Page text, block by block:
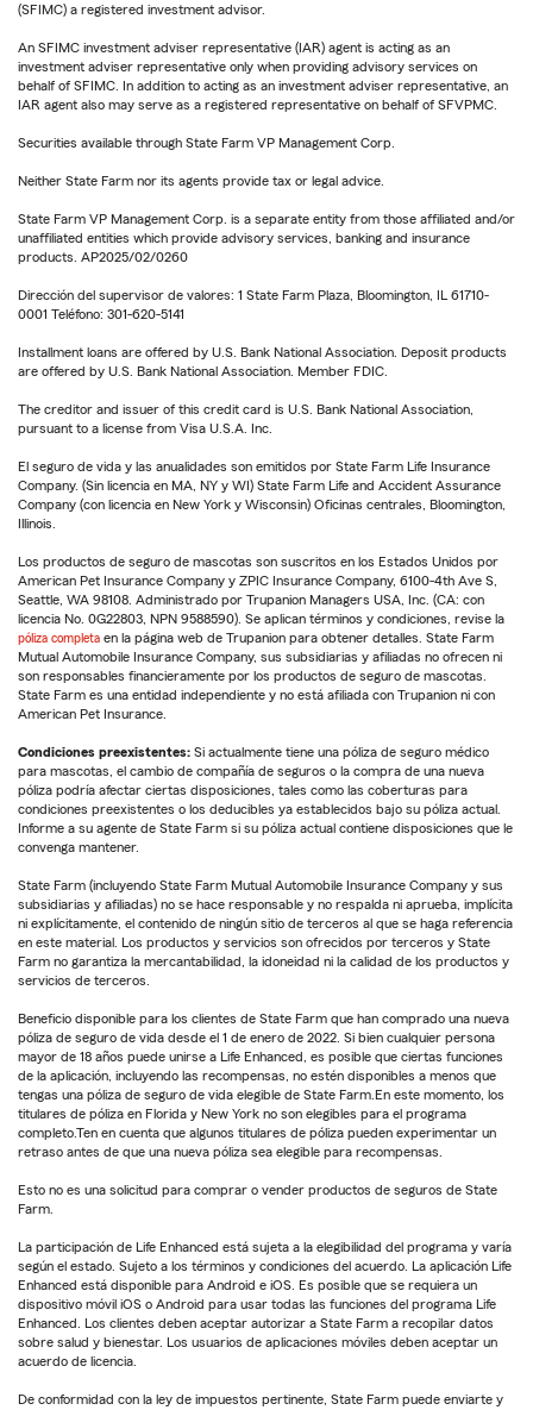
(SFIMC) a registered investment advisor.
An SFIMC investment adviser representative (IAR) agent is acting as an
investment adviser representative only when providing advisory services on
behalf of SFIMC. In addition to acting as an investment adviser representative, an
IAR agent also may serve as a registered representative on behalf of SFVPMC.
Securities available through State Farm VP Management Corp.
Neither State Farm nor its agents provide tax or legal advice.
State Farm VP Management Corp. is a separate entity from those affiliated and/or
unaffiliated entities which provide advisory services, banking and insurance
products. AP2025/02/0260
Dirección del supervisor de valores: 1 State Farm Plaza, Bloomington, IL 61710-
0001 Teléfono: 301-620-5141
Installment loans are offered by U.S. Bank National Association. Deposit products
are offered by U.S. Bank National Association. Member FDIC.
The creditor and issuer of this credit card is U.S. Bank National Association,
pursuant to a license from Visa U.S.A. Inc.
El seguro de vida y las anualidades son emitidos por State Farm Life Insurance
Company. (Sin licencia en MA, NY y WI) State Farm Life and Accident Assurance
Company (con licencia en New York y Wisconsin) Oficinas centrales, Bloomington,
Illinois.
Los productos de seguro de mascotas son suscritos en los Estados Unidos por
American Pet Insurance Company y ZPIC Insurance Company, 6100-4th Ave S,
Seattle, WA 98108. Administrado por Trupanion Managers USA, Inc. (CA: con
licencia No. 0G22803, NPN 9588590). Se aplican términos y condiciones, revise la
póliza completa en la página web de Trupanion para obtener detalles. State Farm
Mutual Automobile Insurance Company, sus subsidiarias y afiliadas no ofrecen ni
son responsables financieramente por los productos de seguro de mascotas.
State Farm es una entidad independiente y no está afiliada con Trupanion ni con
American Pet Insurance.
Condiciones preexistentes: Si actualmente tiene una póliza de seguro médico
para mascotas, el cambio de compañía de seguros o la compra de una nueva
póliza podría afectar ciertas disposiciones, tales como las coberturas para
condiciones preexistentes o los deducibles ya establecidos bajo su póliza actual.
Informe a su agente de State Farm si su póliza actual contiene disposiciones que le
convenga mantener.
State Farm (incluyendo State Farm Mutual Automobile Insurance Company y sus
subsidiarias y afiliadas) no se hace responsable y no respalda ni aprueba, implícita
ni explícitamente, el contenido de ningún sitio de terceros al que se haga referencia
en este material. Los productos y servicios son ofrecidos por terceros y State
Farm no garantiza la mercantabilidad, la idoneidad ni la calidad de los productos y
servicios de terceros.
Beneficio disponible para los clientes de State Farm que han comprado una nueva
póliza de seguro de vida desde el 1 de enero de 2022. Si bien cualquier persona
mayor de 18 años puede unirse a Life Enhanced, es posible que ciertas funciones
de la aplicación, incluyendo las recompensas, no estén disponibles a menos que
tengas una póliza de seguro de vida elegible de State Farm.En este momento, los
titulares de póliza en Florida y New York no son elegibles para el programa
completo.Ten en cuenta que algunos titulares de póliza pueden experimentar un
retraso antes de que una nueva póliza sea elegible para recompensas.
Esto no es una solicitud para comprar o vender productos de seguros de State
Farm.
La participación de Life Enhanced está sujeta a la elegibilidad del programa y varía
según el estado. Sujeto a los términos y condiciones del acuerdo. La aplicación Life
Enhanced está disponible para Android e iOS. Es posible que se requiera un
dispositivo móvil iOS o Android para usar todas las funciones del programa Life
Enhanced. Los clientes deben aceptar autorizar a State Farm a recopilar datos
sobre salud y bienestar. Los usuarios de aplicaciones móviles deben aceptar un
acuerdo de licencia.
De conformidad con la ley de impuestos pertinente, State Farm puede enviarte y